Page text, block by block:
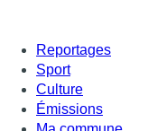
Reportages
Sport
Culture
Émissions